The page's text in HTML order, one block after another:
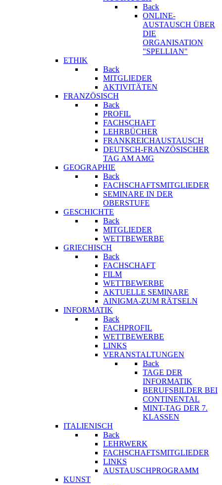
Back
ONLINE-
AUSTAUSCH ÜBER
DIE
ORGANISATION
"SPELLIAN"
ETHIK
Back
MITGLIEDER
AKTIVITÄTEN
FRANZÖSISCH
Back
PROFIL
FACHSCHAFT
LEHRBÜCHER
FRANKREICHAUSTAUSCH
DEUTSCH-FRANZÖSISCHER
TAG AM AMG
GEOGRAPHIE
Back
FACHSCHAFTSMITGLIEDER
SEMINARE IN DER
OBERSTUFE
GESCHICHTE
Back
MITGLIEDER
WETTBEWERBE
GRIECHISCH
Back
FACHSCHAFT
FILM
WETTBEWERBE
AKTUELLE SEMINARE
AINIGMA-ZUM RÄTSELN
INFORMATIK
Back
FACHPROFIL
WETTBEWERBE
LINKS
VERANSTALTUNGEN
Back
TAGE DER
INFORMATIK
BERUFSBILDER BEI
CONTINENTAL
MINT-TAG DER 7.
KLASSEN
ITALIENISCH
Back
LEHRWERK
FACHSCHAFTSMITGLIEDER
LINKS
AUSTAUSCHPROGRAMM
KUNST